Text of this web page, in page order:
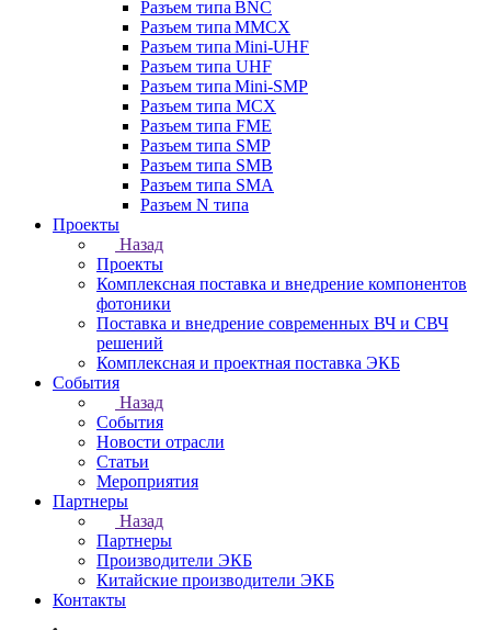
Разъем типа BNC
Разъем типа MMCX
Разъем типа Mini-UHF
Разъем типа UHF
Разъем типа Mini-SMP
Разъем типа MCX
Разъем типа FME
Разъем типа SMP
Разъем типа SMB
Разъем типа SMA
Разъем N типа
Проекты
Назад
Проекты
Комплексная поставка и внедрение компонентов
фотоники
Поставка и внедрение современных ВЧ и СВЧ
решений
Комплексная и проектная поставка ЭКБ
События
Назад
События
Новости отрасли
Статьи
Мероприятия
Партнеры
Назад
Партнеры
Производители ЭКБ
Китайские производители ЭКБ
Контакты